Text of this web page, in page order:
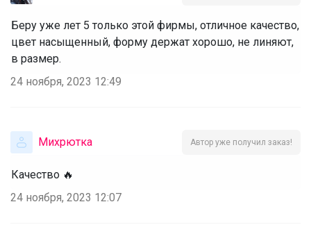
Беру уже лет 5 только этой фирмы, отличное качество,
цвет насыщенный, форму держат хорошо, не линяют,
в размер.
24 ноября, 2023 12:49
Михрютка Автор уже получил заказ!
Качество 🔥
24 ноября, 2023 12:07